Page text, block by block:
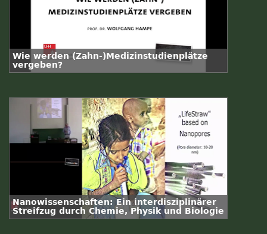
Wie werden (Zahn-)Medizinstudienplätze
vergeben?
Nanowissenschaften: Ein interdisziplinärer
Streifzug durch Chemie, Physik und Biologie